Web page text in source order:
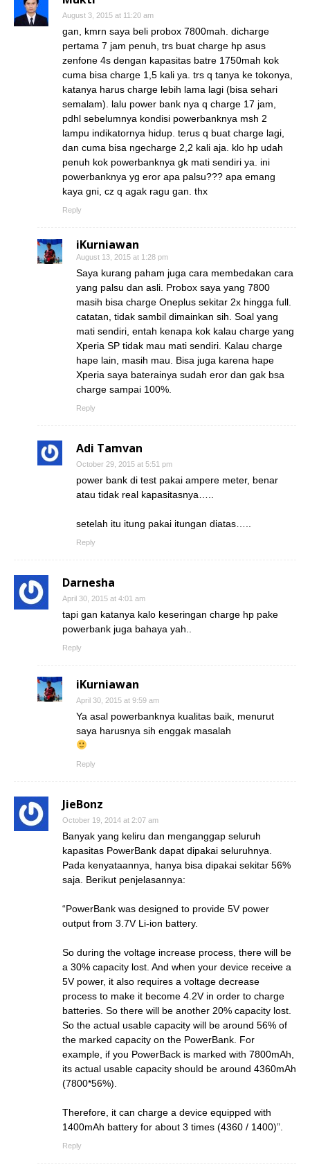
August 3, 2015 at 11:20 am
gan, kmrn saya beli probox 7800mah. dicharge
pertama 7 jam penuh, trs buat charge hp asus
zenfone 4s dengan kapasitas batre 1750mah kok
cuma bisa charge 1,5 kali ya. trs q tanya ke tokonya,
katanya harus charge lebih lama lagi (bisa sehari
semalam). lalu power bank nya q charge 17 jam,
pdhl sebelumnya kondisi powerbanknya msh 2
lampu indikatornya hidup. terus q buat charge lagi,
dan cuma bisa ngecharge 2,2 kali aja. klo hp udah
penuh kok powerbanknya gk mati sendiri ya. ini
powerbanknya yg eror apa palsu??? apa emang
kaya gni, cz q agak ragu gan. thx
Reply
iKurniawan
August 13, 2015 at 1:28 pm
Saya kurang paham juga cara membedakan cara
yang palsu dan asli. Probox saya yang 7800
masih bisa charge Oneplus sekitar 2x hingga full.
catatan, tidak sambil dimainkan sih. Soal yang
mati sendiri, entah kenapa kok kalau charge yang
Xperia SP tidak mau mati sendiri. Kalau charge
hape lain, masih mau. Bisa juga karena hape
Xperia saya baterainya sudah eror dan gak bsa
charge sampai 100%.
Reply
Adi Tamvan
October 29, 2015 at 5:51 pm
power bank di test pakai ampere meter, benar
atau tidak real kapasitasnya…..
setelah itu itung pakai itungan diatas…..
Reply
Darnesha
April 30, 2015 at 4:01 am
tapi gan katanya kalo keseringan charge hp pake
powerbank juga bahaya yah..
Reply
iKurniawan
April 30, 2015 at 9:59 am
Ya asal powerbanknya kualitas baik, menurut
saya harusnya sih enggak masalah
Reply
JieBonz
October 19, 2014 at 2:07 am
Banyak yang keliru dan menganggap seluruh
kapasitas PowerBank dapat dipakai seluruhnya.
Pada kenyataannya, hanya bisa dipakai sekitar 56%
saja. Berikut penjelasannya:
“PowerBank was designed to provide 5V power
output from 3.7V Li-ion battery.
So during the voltage increase process, there will be
a 30% capacity lost. And when your device receive a
5V power, it also requires a voltage decrease
process to make it become 4.2V in order to charge
batteries. So there will be another 20% capacity lost.
So the actual usable capacity will be around 56% of
the marked capacity on the PowerBank. For
example, if you PowerBack is marked with 7800mAh,
its actual usable capacity should be around 4360mAh
(7800*56%).
Therefore, it can charge a device equipped with
1400mAh battery for about 3 times (4360 / 1400)”.
Reply